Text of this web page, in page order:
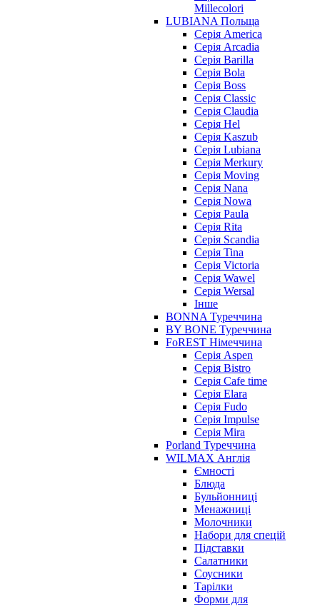
Millecolori
LUBIANA Польща
Серія America
Серія Arcadia
Серія Barilla
Серія Bola
Серія Boss
Серія Classic
Серія Claudia
Серія Hel
Серія Kaszub
Серія Lubiana
Серія Merkury
Серія Moving
Серія Nana
Серія Nowa
Серія Paula
Серія Rita
Серія Scandia
Серія Tina
Серія Victoria
Серія Wawel
Серія Wersal
Інше
BONNA Туреччина
BY BONE Туреччина
FoREST Німеччина
Серія Aspen
Серія Bistro
Серія Cafe time
Серія Elara
Серія Fudo
Серія Impulse
Серія Mira
Porland Туреччина
WILMAX Англія
Ємності
Блюда
Бульйонниці
Менажниці
Молочники
Набори для спецій
Підставки
Салатники
Соусники
Тарілки
Форми для